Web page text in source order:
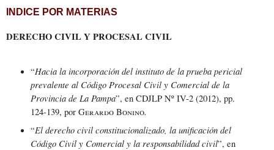
INDICE POR MATERIAS
DERECHO CIVIL Y PROCESAL CIVIL
“Hacia la incorporación del instituto de la prueba pericial
prevalente al Código Procesal Civil y Comercial de la
Provincia de La Pampa”, en CDJLP Nº IV-2 (2012), pp.
124-139, por Gerardo Bonino.
“El derecho civil constitucionalizado, la unificación del
Código Civil y Comercial y la responsabilidad civil”, en